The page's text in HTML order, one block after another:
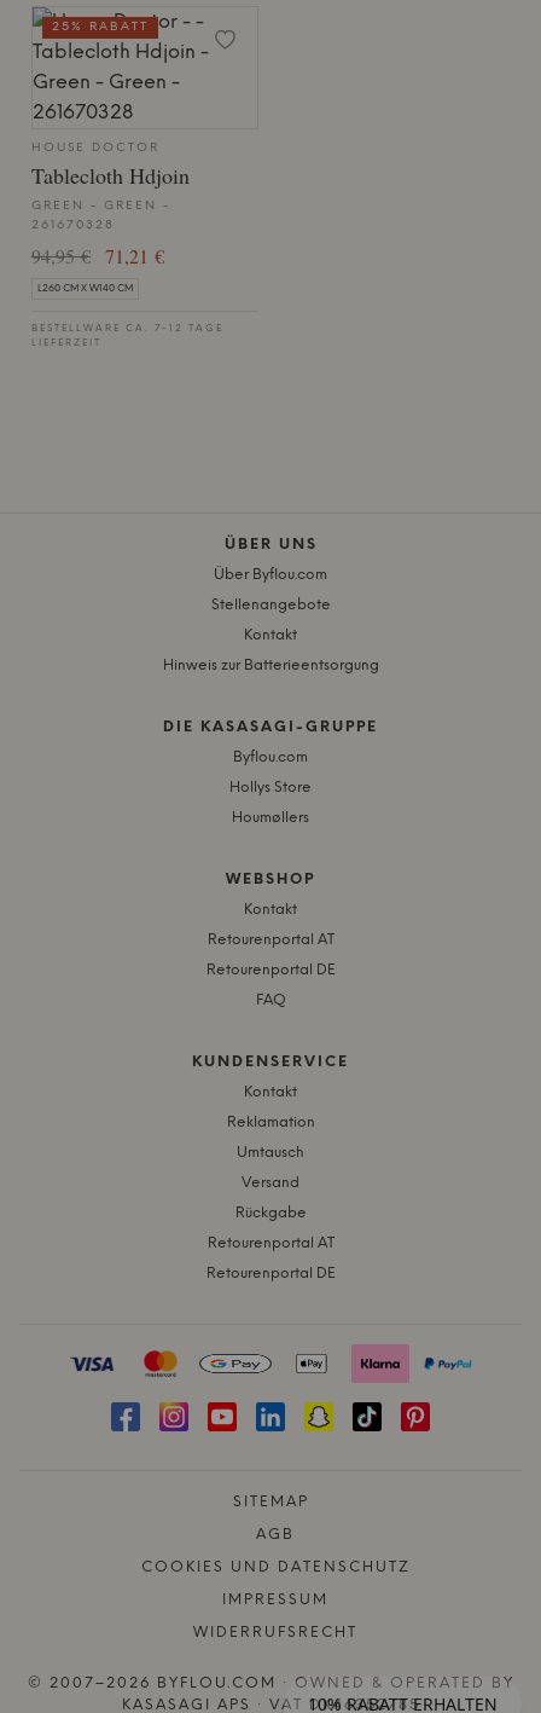
HOUSE DOCTOR
Tablecloth Hdjoin
GREEN - GREEN -
261670328
94,95 € 71,21 €
L260 CM X W140 CM
BESTELLWARE CA. 7-12 TAGE
LIEFERZEIT
25% RABATT
ÜBER UNS
Über Byflou.com
Stellenangebote
Kontakt
Hinweis zur Batterieentsorgung
DIE KASASAGI-GRUPPE
Byflou.com
Hollys Store
Houmøllers
WEBSHOP
Kontakt
Retourenportal AT
Retourenportal DE
FAQ
KUNDENSERVICE
Kontakt
Reklamation
Umtausch
Versand
Rückgabe
Retourenportal AT
Retourenportal DE
SITEMAP
AGB
COOKIES UND DATENSCHUTZ
IMPRESSUM
WIDERRUFSRECHT
© 2007–2026 BYFLOU.COM · OWNED & OPERATED BY
KASASAGI APS · VAT DK46352785
10% RABATT ERHALTEN